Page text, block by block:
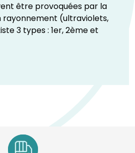
être provoquées par la
rayonnement (ultraviolets,
3 types : 1er, 2ème et